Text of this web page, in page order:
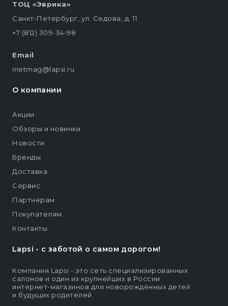
Lapsi - c заботой о самом дорогом!
Компания Lapsi - это сеть специализированных
салонов и один из крупнейших в России
интернет-магазинов для новорождённых детей
и будущих родителей.
ТОЦ «Эврика»
Санкт-Петербург, ул. Седова, д. 11
+7 (812) 309-34-98
Email
inetmag@lapsi.ru
О компании
Акции
Обзоры и новинки
Новости
Бренды
Доставка
Сервис
Партнерам
Покупателям
Контакты